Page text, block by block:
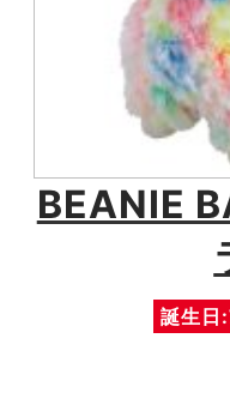
BEANIE
誕生日